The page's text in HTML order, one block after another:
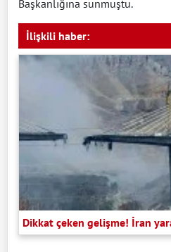
Başkanlığına sunmuştu.
İlişkili haber:
Dikkat çeken gelişme! İran